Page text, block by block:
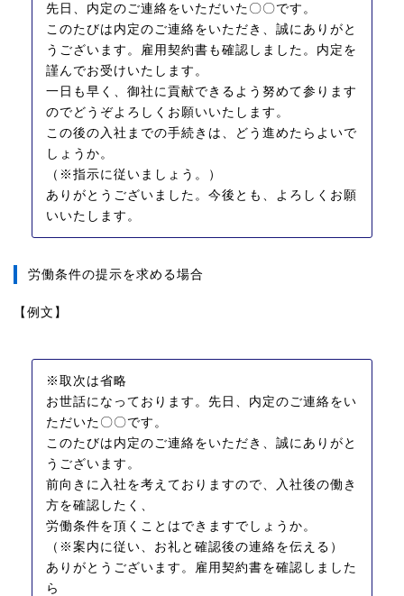
先日、内定のご連絡をいただいた〇〇です。
このたびは内定のご連絡をいただき、誠にありがと
うございます。雇用契約書も確認しました。内定を
謹んでお受けいたします。
一日も早く、御社に貢献できるよう努めて参ります
のでどうぞよろしくお願いいたします。
この後の入社までの手続きは、どう進めたらよいで
しょうか。
（※指示に従いましょう。）
ありがとうございました。今後とも、よろしくお願
いいたします。
労働条件の提示を求める場合
【例文】
※取次は省略
お世話になっております。先日、内定のご連絡をい
ただいた〇〇です。
このたびは内定のご連絡をいただき、誠にありがと
うございます。
前向きに入社を考えておりますので、入社後の働き
方を確認したく、
労働条件を頂くことはできますでしょうか。
（※案内に従い、お礼と確認後の連絡を伝える）
ありがとうございます。雇用契約書を確認しました
ら